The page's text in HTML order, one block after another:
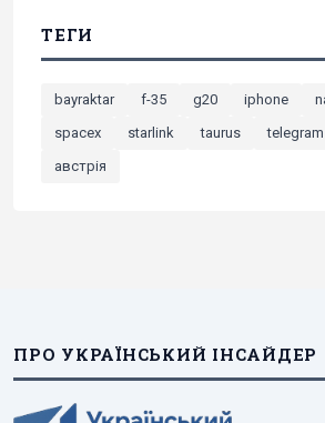
ТЕГИ
bayraktar f-35 g20 iphone
spacex
starlink taurus telegram
австрія
ПРО УКРАЇНСЬКИЙ ІНСАЙДЕР